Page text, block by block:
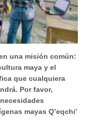
una misión común:
maya y el
que cualquiera
Por favor,
mayas Q’eqchi’